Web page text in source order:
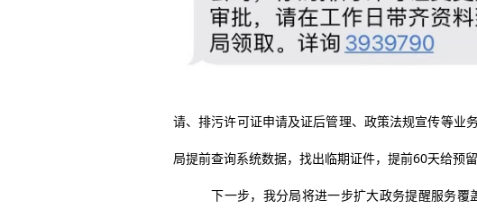
请、排污许可证申请及证后管理、政策法规宣传等业
局提前查询系统数据，找出临期证件， 提前60天给预
下一步，我分局将进一步扩大政务提醒服务